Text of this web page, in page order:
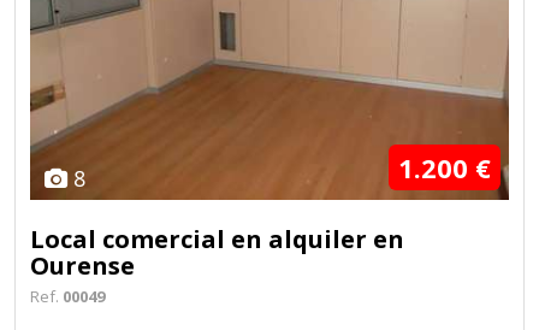
8 1.200 €
Local comercial en alquiler en
Ourense
Ref. 00049